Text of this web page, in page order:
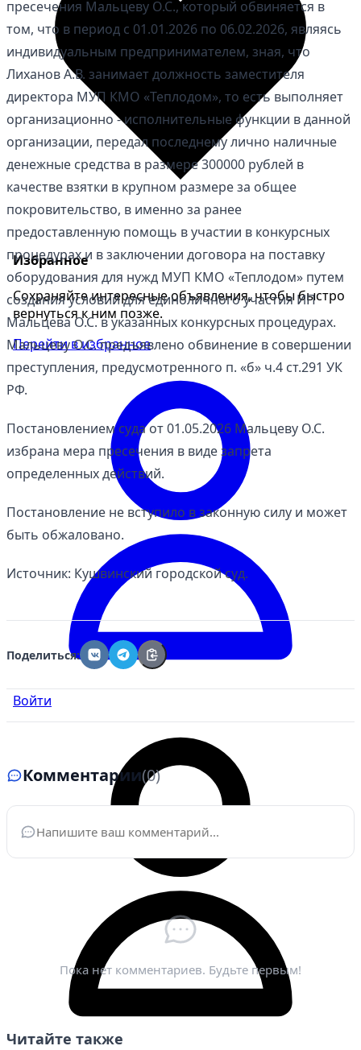
Избранное
Сохраняйте интересные объявления, чтобы быстро
вернуться к ним позже.
Перейти в избранное
Войти
пресечения Мальцеву О.С., который обвиняется в
том, что в период с 01.01.2026 по 06.02.2026, являясь
индивидуальным предпринимателем, зная, что
Лиханов А.В. занимает должность заместителя
директора МУП КМО «Теплодом», то есть выполняет
организационно - исполнительные функции в данной
организации, передал последнему лично наличные
денежные средства в размере 300000 рублей в
качестве взятки в крупном размере за общее
покровительство, в именно за ранее
предоставленную помощь в участии в конкурсных
процедурах и в заключении договора на поставку
оборудования для нужд МУП КМО «Теплодом» путем
создания условий для единоличного участия ИП
Мальцева О.С. в указанных конкурсных процедурах.
Мальцеву О.С. предъявлено обвинение в совершении
преступления, предусмотренного п. «б» ч.4 ст.291 УК
РФ.
Постановлением суда от 01.05.2026 Мальцеву О.С.
избрана мера пресечения в виде запрета
определенных действий.
Постановление не вступило в законную силу и может
быть обжаловано.
Источник: Кушвинский городской суд.
Поделиться:
Комментарии(0)
Ваше имя*
Электронная почта*
Пока нет комментариев. Будьте первым!
Читайте также